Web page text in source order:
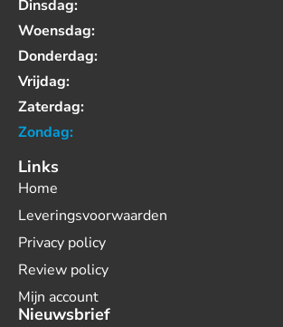
Dinsdag:
Woensdag:
Donderdag:
Vrijdag:
Zaterdag:
Zondag:
Links
Home
Leveringsvoorwaarden
Privacy policy
Review policy
Mijn account
Nieuwsbrief